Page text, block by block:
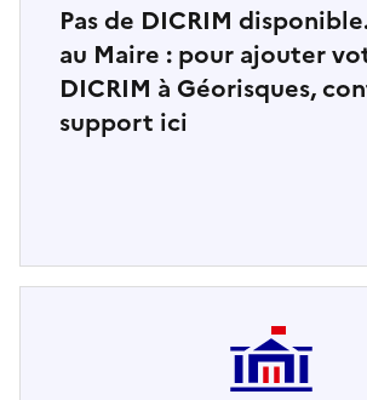
Pas de DICRIM
au Maire : pour ajouter
DICRIM à Géorisques,
support ici